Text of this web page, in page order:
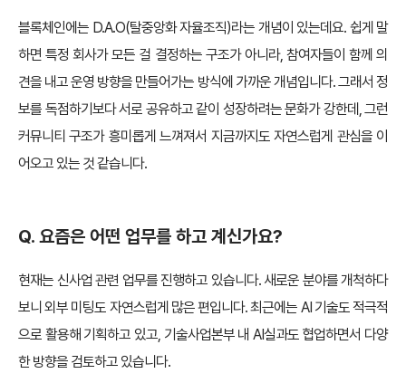
블록체인에는 D.A.O(탈중앙화 자율조직)라는 개념이 있는데요. 쉽게 말
하면 특정 회사가 모든 걸 결정하는 구조가 아니라, 참여자들이 함께 의
견을 내고 운영 방향을 만들어가는 방식에 가까운 개념입니다. 그래서 정
보를 독점하기보다 서로 공유하고 같이 성장하려는 문화가 강한데, 그런
커뮤니티 구조가 흥미롭게 느껴져서 지금까지도 자연스럽게 관심을 이
어오고 있는 것 같습니다.
Q. 요즘은 어떤 업무를 하고 계신가요?
현재는 신사업 관련 업무를 진행하고 있습니다. 새로운 분야를 개척하다
보니 외부 미팅도 자연스럽게 많은 편입니다. 최근에는 AI 기술도 적극적
으로 활용해 기획하고 있고, 기술사업본부 내 AI실과도 협업하면서 다양
한 방향을 검토하고 있습니다.